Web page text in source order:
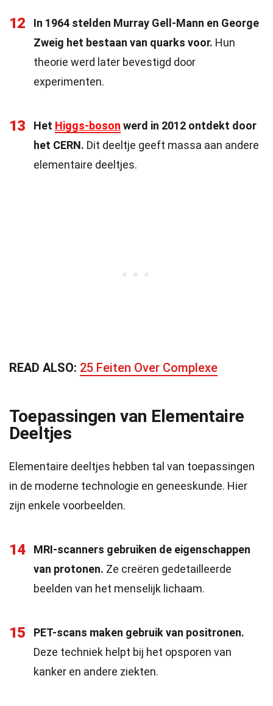
12
In 1964 stelden Murray Gell-Mann en George
Zweig het bestaan van quarks voor. Hun
theorie werd later bevestigd door
experimenten.
13 Het Higgs-boson werd in 2012 ontdekt door
het CERN. Dit deeltje geeft massa aan andere
elementaire deeltjes.
READ ALSO: 25 Feiten Over Complexe
Toepassingen van Elementaire
Deeltjes
Elementaire deeltjes hebben tal van toepassingen
in de moderne technologie en geneeskunde. Hier
zijn enkele voorbeelden.
14
MRI-scanners gebruiken de eigenschappen
van protonen. Ze creëren gedetailleerde
beelden van het menselijk lichaam.
15
PET-scans maken gebruik van positronen.
Deze techniek helpt bij het opsporen van
kanker en andere ziekten.